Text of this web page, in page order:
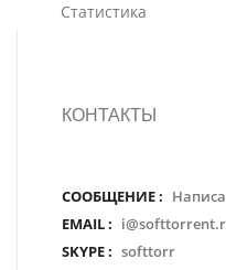
Статистика
КОНТАКТЫ
СООБЩЕНИЕ :
EMAIL :
SKYPE : softtorr